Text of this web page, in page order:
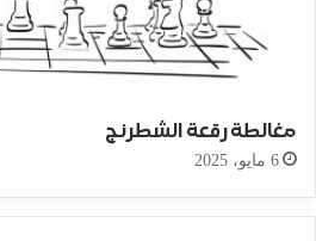
مغالطة رقعة الشطرنج
6 مايو، 2025